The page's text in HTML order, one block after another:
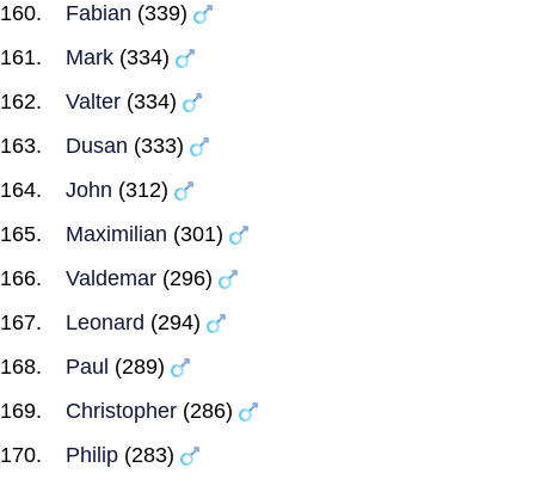
Fabian (339)
Mark (334)
Valter (334)
Dusan (333)
John (312)
Maximilian (301)
Valdemar (296)
Leonard (294)
Paul (289)
Christopher (286)
Philip (283)